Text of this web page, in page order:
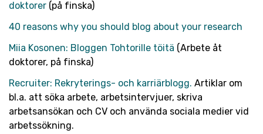
doktorer (på finska)
40 reasons why you should blog about your research
Miia Kosonen: Bloggen Tohtorille töitä (Arbete åt
doktorer, på finska)
Recruiter: Rekryterings- och karriärblogg. Artiklar om
bl.a. att söka arbete, arbetsintervjuer, skriva
arbetsansökan och CV och använda sociala medier vid
arbetssökning.